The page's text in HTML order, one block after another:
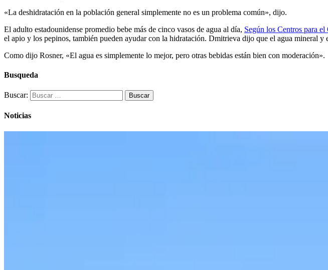
«La deshidratación en la población general simplemente no es un problema común», dijo.
El adulto estadounidense promedio bebe más de cinco vasos de agua al día, Según los Centros para
el apio y los pepinos, también pueden ayudar con la hidratación. Dmitrieva dijo que el agua mineral y
Como dijo Rosner, «El agua es simplemente lo mejor, pero otras bebidas están bien con moderación».
Busqueda
Buscar:
Noticias